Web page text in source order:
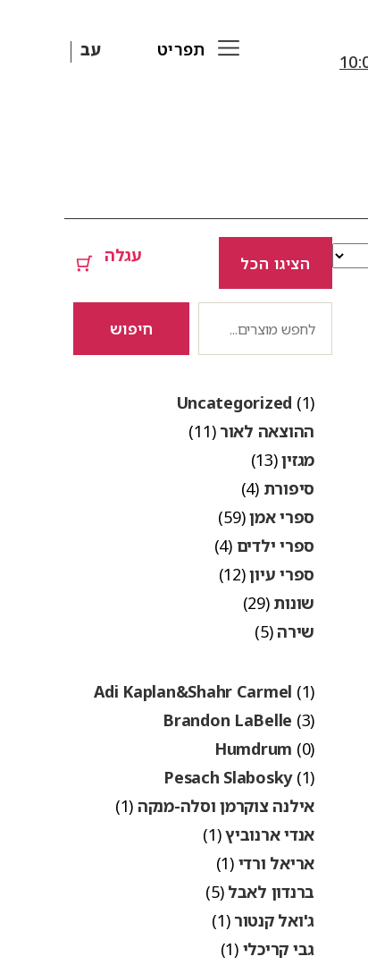
תפריט עב
הציגו הכל עגלה
חיפוש
Uncategorized (1)
ההוצאה לאור(11)
מגזין(13)
סיפורת (4)
ספרי אמן(59)
ספרי ילדים (4)
ספרי עיון(12)
שונות (29)
שירה(5)
Adi Kaplan&Shahr Carmel (1)
Brandon LaBelle (3)
Humdrum (0)
Pesach Slabosky(1)
אילנה צוקרמן וסלה-מנקה (1)
אנדי ארנוביץ(1)
אריאל ורדי (1)
ברנדון לאבל (5)
ג'ואל קנטור(1)
גבי קריכלי (1)